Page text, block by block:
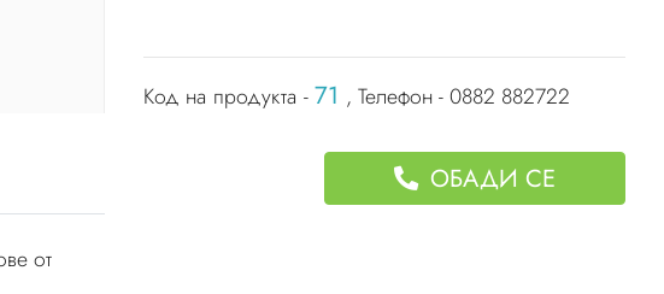
Код на продукта -71 , Телефон - 0882 882722
ОБАДИ СЕ
от